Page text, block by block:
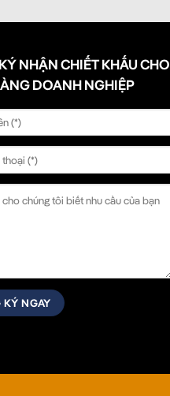
NHẬN CHIẾT KHẤU CHO
DOANH NGHIỆP